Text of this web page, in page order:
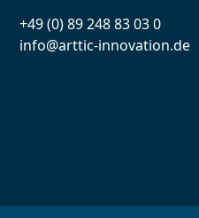
+49 (0) 89 248 83 03 0
info@arttic-innovation.de